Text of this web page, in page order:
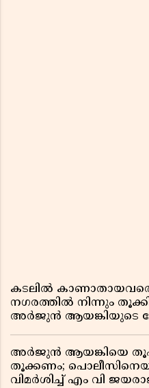
കടലിൽ കാണാതായവരെ
നഗരത്തിൽ നിന്നും
അർജുൻ ആയങ്കിയുടെ
അർജുൻ ആയങ്കിയെ
തൂക്കണം;
വിമർശിച്ച് എം വി